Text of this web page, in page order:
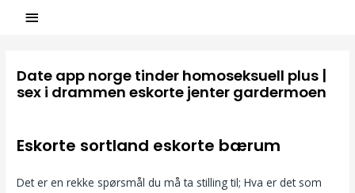
Date app norge tinder homoseksuell plus |
sex i drammen eskorte jenter gardermoen
Eskorte sortland eskorte bærum
Det er en rekke spørsmål du må ta stilling til; Hva er det som